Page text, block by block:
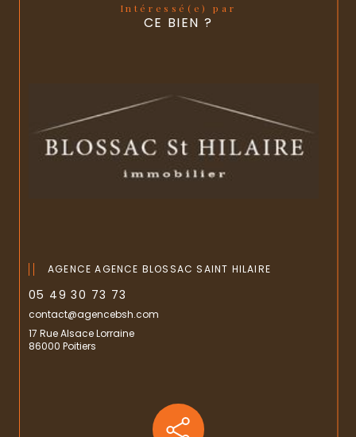
Intéressé(e) par
CE BIEN ?
AGENCE AGENCE BLOSSAC SAINT HILAIRE
05 49 30 73 73
contact@agencebsh.com
17 Rue Alsace Lorraine
86000 Poitiers